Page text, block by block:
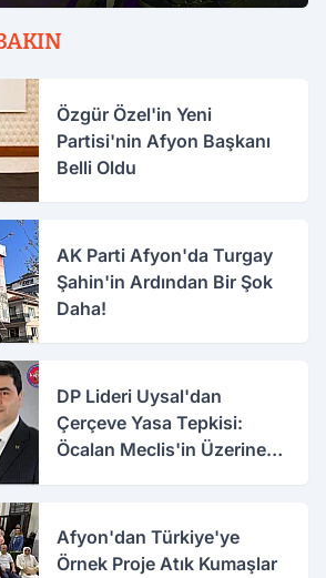
Özgür Özel'in Yeni
Partisi'nin Afyon Başkanı
Belli Oldu
AK Parti Afyon'da Turgay
Şahin'in Ardından Bir Şok
Daha!
DP Lideri Uysal'dan
Çerçeve Yasa Tepkisi:
Öcalan Meclis'in Üzerine
Afyon'dan Türkiye'ye
Örnek Proje Atık Kumaşlar